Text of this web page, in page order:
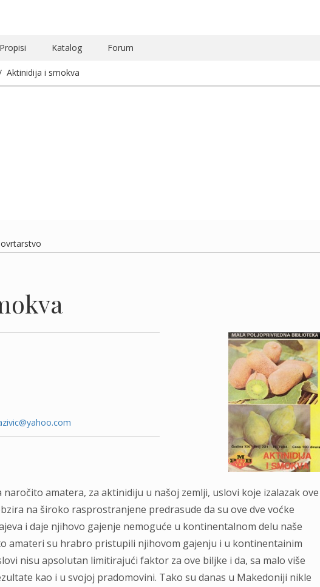
Propisi Katalog Forum
Aktinidija i smokva
naročito amatera, za aktinidiju u našoj zemlji, uslovi koje izalazak ove
na široko rasprostranjene predrasude da su ove dve voćke
i daje njihovo gajenje nemoguće u kontinentalnom delu naše
amateri su hrabro pristupili njihovom gajenju i u kontinentainim
nisu apsolutan limitirajući faktor za ove biljke i da, sa malo više
kao i u svojoj pradomovini. Tako su danas u Makedoniji nikle